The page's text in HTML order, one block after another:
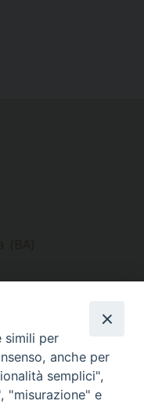
(BA)
simili per
anche per
semplici",
"misurazione" e